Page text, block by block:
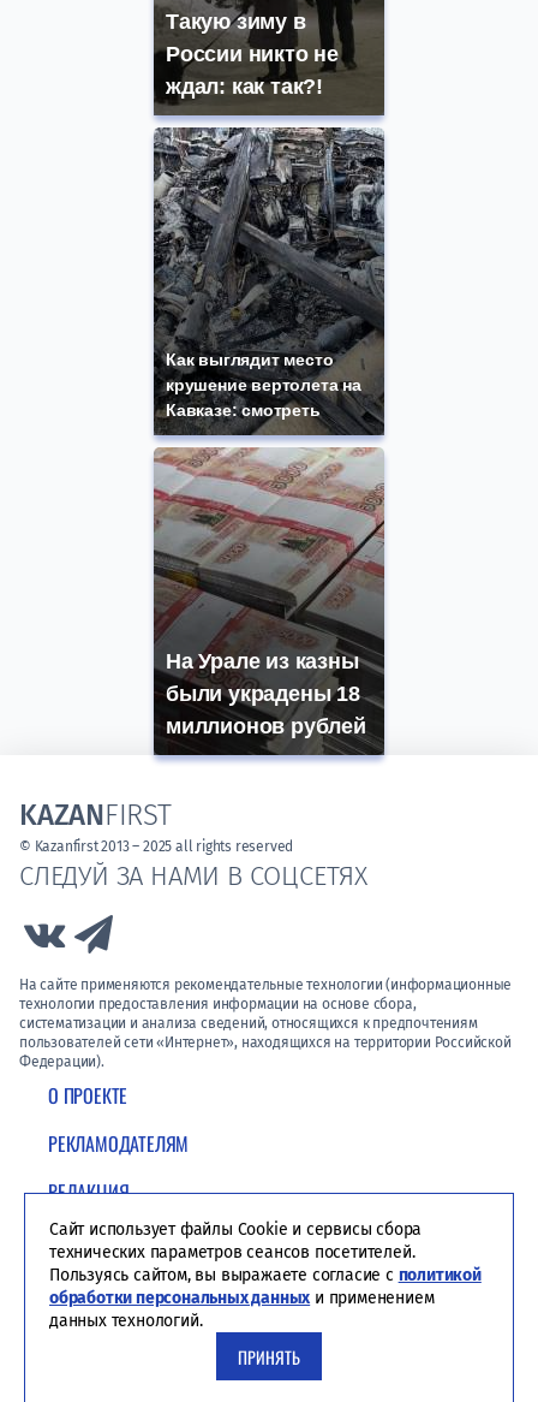
Такую зиму в
России никто не
ждал: как так?!
Как выглядит место
крушение вертолета на
Кавказе: смотреть
На Урале из казны
были украдены 18
миллионов рублей
О ПРОЕКТЕ
РЕКЛАМОДАТЕЛЯМ
РЕДАКЦИЯ
ПОЛИТИКА КОНФИДЕНЦИАЛЬНОСТИ
СЛЕДУЙ ЗА НАМИ В СОЦСЕТЯХ
Link to Vk
На сайте применяются рекомендательные технологии (информационные
технологии предоставления информации на основе сбора,
систематизации и анализа сведений, относящихся к предпочтениям
пользователей сети «Интернет», находящихся на территории Российской
Федерации).
KAZANFIRST
© Kazanfirst 2013 – 2025 all rights reserved
Сайт использует файлы Cookie и сервисы сбора
технических параметров сеансов посетителей.
Пользуясь сайтом, вы выражаете согласие с политикой
обработки персональных данных и применением
данных технологий.
ПРИНЯТЬ